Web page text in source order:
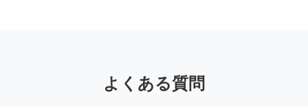
よくある質問